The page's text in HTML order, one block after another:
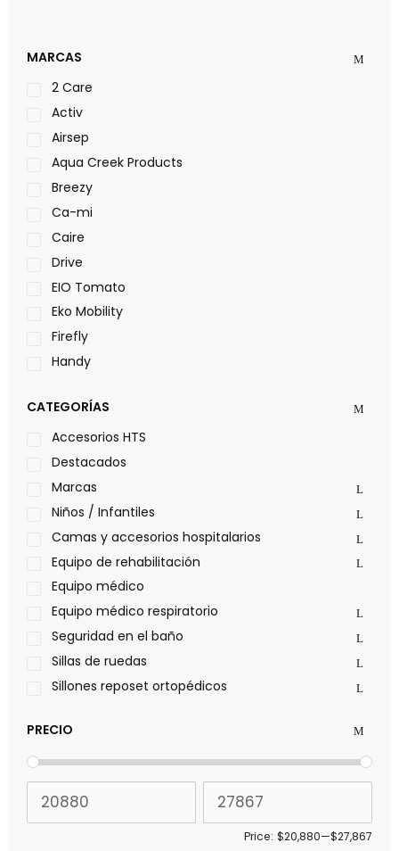
MARCAS
2 Care
Activ
Airsep
Aqua Creek Products
Breezy
Ca-mi
Caire
Drive
EIO Tomato
Eko Mobility
Firefly
Handy
Leggero
Lumex
Medical Store
Nidek
Oxiplus
Philips
Pride
Roho
Sillas de ruedas Everest Jennings
Stealth products
Xiehe Medical
CATEGORÍAS
Accesorios HTS
Destacados
Marcas
Niños / Infantiles
Camas y accesorios hospitalarios
Equipo de rehabilitación
Equipo médico
Equipo médico respiratorio
Seguridad en el baño
Sillas de ruedas
Sillones reposet ortopédicos
PRECIO
Price: $20,880—$27,867